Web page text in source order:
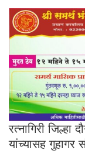
रत्नागिरी
यांच्यासह गुहागर